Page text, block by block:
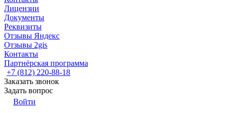
Лицензии
Документы
Реквизиты
Отзывы Яндекс
Отзывы 2gis
Контакты
Партнёрская программа
+7 (812) 220-88-18
Заказать звонок
Задать вопрос
Войти